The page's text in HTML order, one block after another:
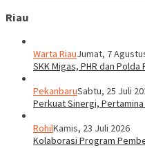
Riau
Warta RiauJumat, 7
SKK Migas, PHR dan
PekanbaruSabtu, 25 Juli
Perkuat Sinergi,
RohilKamis, 23 Juli 2026
Kolaborasi Program